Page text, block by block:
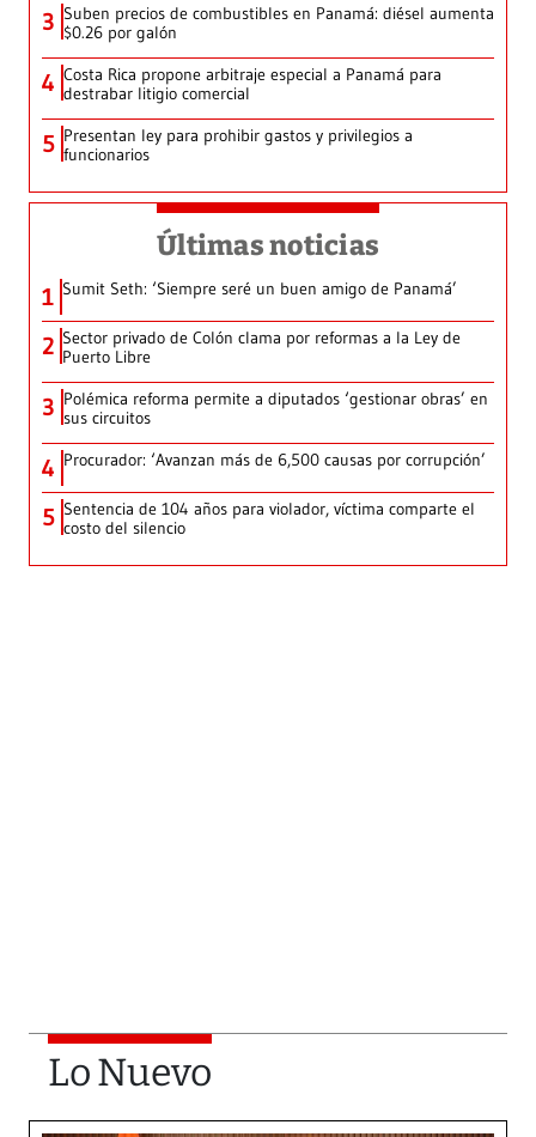
3 Suben precios de combustibles en Panamá: diésel aumenta
$0.26 por galón
4 Costa Rica propone arbitraje especial a Panamá para
destrabar litigio comercial
5 Presentan ley para prohibir gastos y privilegios a
funcionarios
Últimas noticias
1 Sumit Seth: ‘Siempre seré un buen amigo de Panamá’
2 Sector privado de Colón clama por reformas a la Ley de
Puerto Libre
3 Polémica reforma permite a diputados ‘gestionar obras’ en
sus circuitos
4 Procurador: ‘Avanzan más de 6,500 causas por corrupción’
5 Sentencia de 104 años para violador, víctima comparte el
costo del silencio
Lo Nuevo